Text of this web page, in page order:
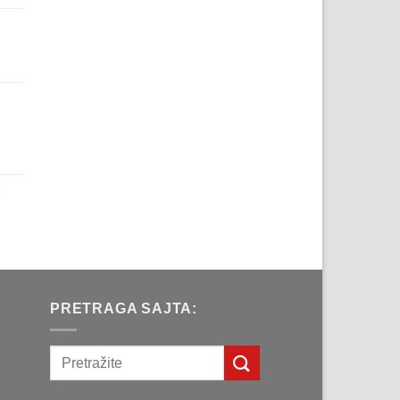
PRETRAGA SAJTA: